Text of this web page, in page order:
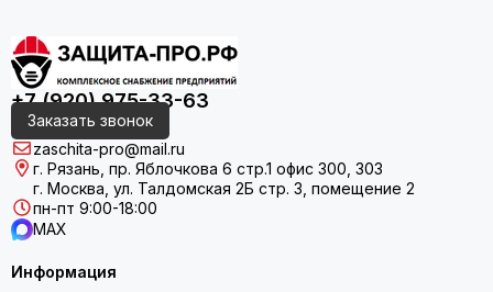
+7 (920) 975-33-63
Заказать звонок
zaschita-pro@mail.ru
г. Рязань, пр. Яблочкова 6 стр.1 офис 300, 303
г. Москва, ул. Талдомская 2Б стр. 3, помещение 2
пн-пт 9:00-18:00
MAX
Информация